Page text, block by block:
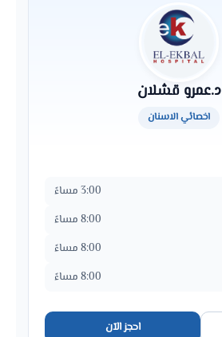
د.عمرو قشلان
اخصائي الاسنان
3:00 مساءً
8:00 مساءً
8:00 مساءً
8:00 مساءً
احجز الآن